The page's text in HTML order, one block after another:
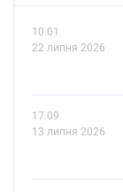
10.01
22 липня 2026
17.09
13 липня 2026